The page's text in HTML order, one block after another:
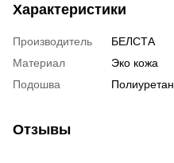
Характеристики
Производитель
БЕЛСТА
Материал
Эко кожа
Подошва
Полиуретан
Отзывы